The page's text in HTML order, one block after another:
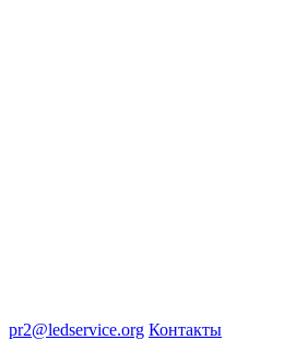
pr2@ledservice.org Контакты